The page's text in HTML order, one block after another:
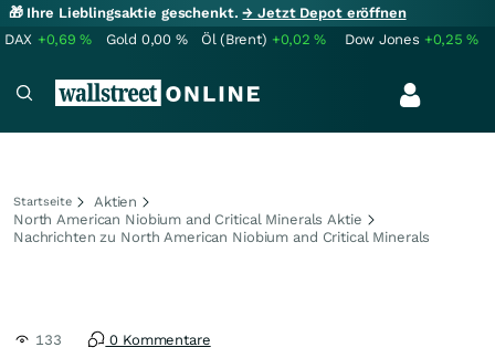
🎁 Ihre Lieblingsaktie geschenkt.→ Jetzt Depot eröffnen
DAX +0,69% Gold 0,00 % Öl (Brent) +0,02% Dow Jones +0,25%
Startseite
Aktien
North American Niobium and Critical Minerals Aktie
Nachrichten zu North American Niobium and Critical Minerals
133 0 Kommentare